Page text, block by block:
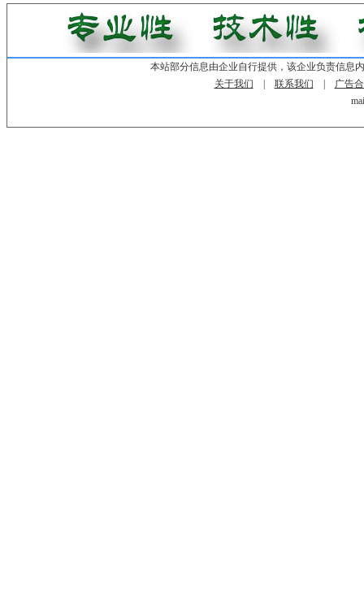
本站部分信息由企业自行提供，该企业负责信息
关于我们
联系我们
广告